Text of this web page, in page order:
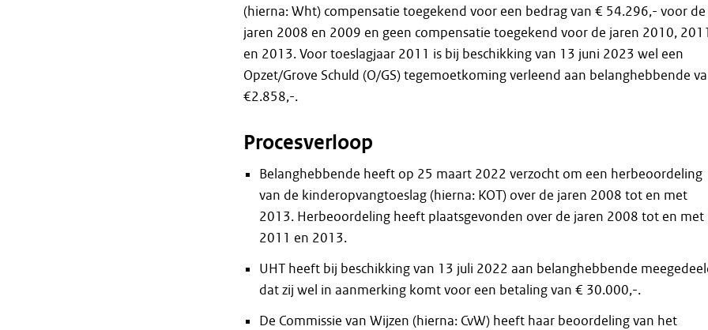
(hierna: Wht) compensatie toegekend voor een bedrag van € 54.296,- voor de
jaren 2008 en 2009 en geen compensatie toegekend voor de jaren 2010,
en 2013. Voor toeslagjaar 2011 is bij beschikking van 13 juni 2023 wel een
Opzet/Grove Schuld (O/GS) tegemoetkoming verleend aan belanghebbende
€2.858,-.
Procesverloop
Belanghebbende heeft op 25 maart 2022 verzocht om een herbeoordeling
van de kinderopvangtoeslag (hierna: KOT) over de jaren 2008 tot en met
2013. Herbeoordeling heeft plaatsgevonden over de jaren 2008 tot en met
2011 en 2013.
UHT heeft bij beschikking van 13 juli 2022 aan belanghebbende
dat zij wel in aanmerking komt voor een betaling van € 30.000,-.
De Commissie van Wijzen (hierna: CvW) heeft haar beoordeling van het